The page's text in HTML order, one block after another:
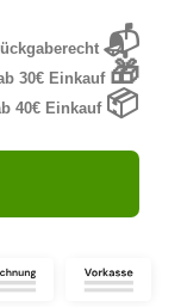
📬
30€ Einkauf 🎁
40€ Einkauf 📦